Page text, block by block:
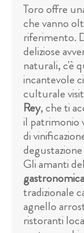
Toro offre
che vanno
riferimento.
deliziose
naturali, c'è
incantevole
culturale
Rey, che ti
il patrimonio
di
Gli amanti
tradizionale
agnello
ristoranti